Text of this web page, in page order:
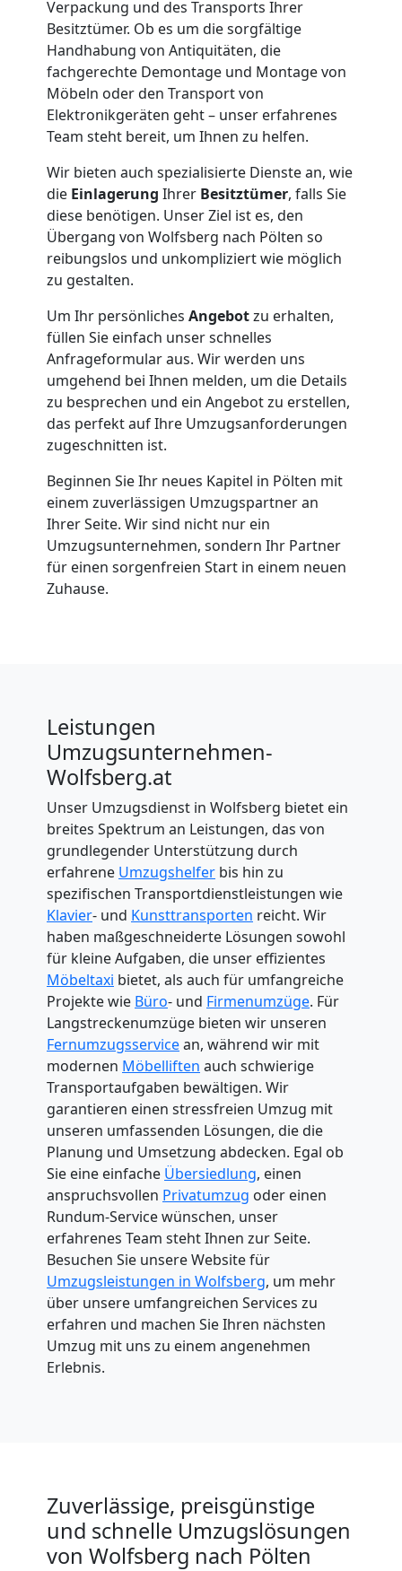
Verpackung und des Transports Ihrer
Besitztümer. Ob es um die sorgfältige
Handhabung von Antiquitäten, die
fachgerechte Demontage und Montage von
Möbeln oder den Transport von
Elektronikgeräten geht – unser erfahrenes
Team steht bereit, um Ihnen zu helfen.
Wir bieten auch spezialisierte Dienste an, wie
die Einlagerung Ihrer Besitztümer, falls Sie
diese benötigen. Unser Ziel ist es, den
Übergang von Wolfsberg nach Pölten so
reibungslos und unkompliziert wie möglich
zu gestalten.
Um Ihr persönliches Angebotzu erhalten,
füllen Sie einfach unser schnelles
Anfrageformular aus. Wir werden uns
umgehend bei Ihnen melden, um die Details
zu besprechen und ein Angebot zu erstellen,
das perfekt auf Ihre Umzugsanforderungen
zugeschnitten ist.
Beginnen Sie Ihr neues Kapitel in Pölten mit
einem zuverlässigen Umzugspartner an
Ihrer Seite. Wir sind nicht nur ein
Umzugsunternehmen, sondern Ihr Partner
für einen sorgenfreien Start in einem neuen
Zuhause.
Leistungen
Umzugsunternehmen-
Wolfsberg.at
Unser Umzugsdienst in Wolfsberg bietet ein
breites Spektrum an Leistungen, das von
grundlegender Unterstützung durch
erfahrene Umzugshelfer bis hin zu
spezifischen Transportdienstleistungen wie
Klavier- und Kunsttransporten reicht. Wir
haben maßgeschneiderte Lösungen sowohl
für kleine Aufgaben, die unser effizientes
Möbeltaxi bietet, als auch für umfangreiche
Projekte wie Büro- und Firmenumzüge. Für
Langstreckenumzüge bieten wir unseren
Fernumzugsservicean, während wir mit
modernen Möbelliften auch schwierige
Transportaufgaben bewältigen. Wir
garantieren einen stressfreien Umzug mit
unseren umfassenden Lösungen, die die
Planung und Umsetzung abdecken. Egal ob
Sie eine einfache Übersiedlung, einen
anspruchsvollen Privatumzug oder einen
Rundum-Service wünschen, unser
erfahrenes Team steht Ihnen zur Seite.
Besuchen Sie unsere Website für
Umzugsleistungen in Wolfsberg, um mehr
über unsere umfangreichen Services zu
erfahren und machen Sie Ihren nächsten
Umzug mit uns zu einem angenehmen
Erlebnis.
Zuverlässige, preisgünstige
und schnelle Umzugslösungen
von Wolfsberg nach Pölten